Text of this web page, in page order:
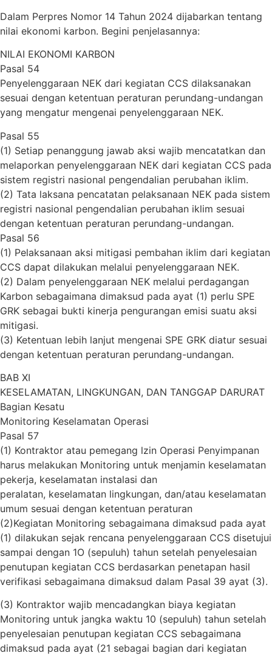
Dalam Perpres Nomor 14 Tahun 2024 dijabarkan tentang
nilai ekonomi karbon. Begini penjelasannya:
NILAI EKONOMI KARBON
Pasal 54
Penyelenggaraan NEK dari kegiatan CCS dilaksanakan
sesuai dengan ketentuan peraturan perundang-undangan
yang mengatur mengenai penyelenggaraan NEK.
Pasal 55
(1) Setiap penanggung jawab aksi wajib mencatatkan dan
melaporkan penyelenggaraan NEK dari kegiatan CCS pada
sistem registri nasional pengendalian perubahan iklim.
(2) Tata laksana pencatatan pelaksanaan NEK pada sistem
registri nasional pengendalian perubahan iklim sesuai
dengan ketentuan peraturan perundang-undangan.
Pasal 56
(1) Pelaksanaan aksi mitigasi pembahan iklim dari kegiatan
CCS dapat dilakukan melalui penyelenggaraan NEK.
(2) Dalam penyelenggaraan NEK melalui perdagangan
Karbon sebagaimana dimaksud pada ayat (1) perlu SPE
GRK sebagai bukti kinerja pengurangan emisi suatu aksi
mitigasi.
(3) Ketentuan lebih lanjut mengenai SPE GRK diatur sesuai
dengan ketentuan peraturan perundang-undangan.
BAB XI
KESELAMATAN, LINGKUNGAN, DAN TANGGAP DARURAT
Bagian Kesatu
Monitoring Keselamatan Operasi
Pasal 57
(1) Kontraktor atau pemegang lzin Operasi Penyimpanan
harus melakukan Monitoring untuk menjamin keselamatan
pekerja, keselamatan instalasi dan
peralatan, keselamatan lingkungan, dan/atau keselamatan
umum sesuai dengan ketentuan peraturan
(2)Kegiatan Monitoring sebagaimana dimaksud pada ayat
(1) dilakukan sejak rencana penyelenggaraan CCS disetujui
sampai dengan 1O (sepuluh) tahun setelah penyelesaian
penutupan kegiatan CCS berdasarkan penetapan hasil
verifikasi sebagaimana dimaksud dalam Pasal 39 ayat (3).
(3) Kontraktor wajib mencadangkan biaya kegiatan
Monitoring untuk jangka waktu 10 (sepuluh) tahun setelah
penyelesaian penutupan kegiatan CCS sebagaimana
dimaksud pada ayat (21 sebagai bagian dari kegiatan